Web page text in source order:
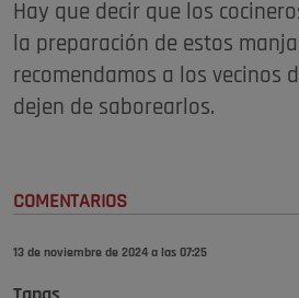
Hay que decir que los
la preparación de estos
recomendamos a los vecinos
dejen de saborearlos.
COMENTARIOS
13 de noviembre de 2024 a las 07:25